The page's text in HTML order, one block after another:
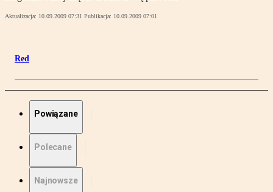
Aktualizacja: 10.09.2009 07:31 Publikacja: 10.09.2009 07:01
Red
Powiązane
Polecane
Najnowsze